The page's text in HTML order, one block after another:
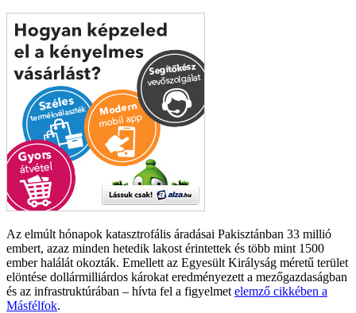
Az elmúlt hónapok katasztrofális áradásai Pakisztánban 33 millió
embert, azaz minden hetedik lakost érintettek és több mint 1500
ember halálát okozták. Emellett az Egyesült Királyság méretű terület
elöntése dollármilliárdos károkat eredményezett a mezőgazdaságban
és az infrastruktúrában – hívta fel a figyelmet elemző cikkében a
Másfélfok.